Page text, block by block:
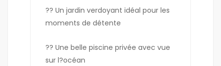
?? Un jardin verdoyant idéal pour les
moments de détente
?? Une belle piscine privée avec vue
sur l?océan